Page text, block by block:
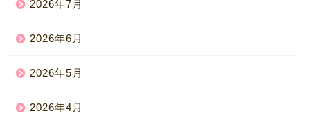
2026年7月
2026年6月
2026年5月
2026年4月